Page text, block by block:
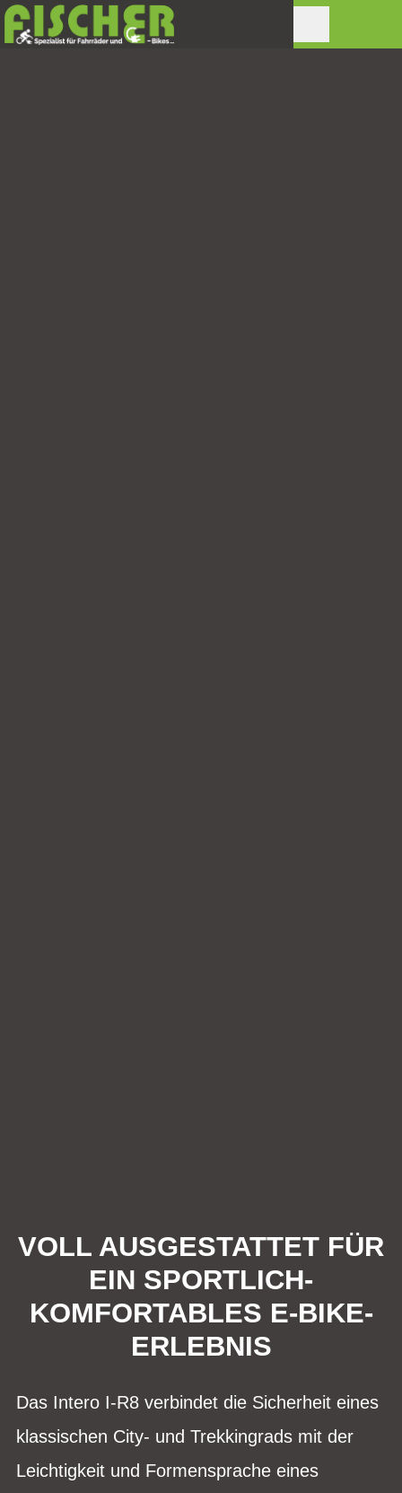
VOLL AUSGESTATTET FÜR
EIN SPORTLICH-
KOMFORTABLES E-BIKE-
ERLEBNIS
Das Intero I-R8 verbindet die Sicherheit eines
klassischen City- und Trekkingrads mit der
Leichtigkeit und Formensprache eines